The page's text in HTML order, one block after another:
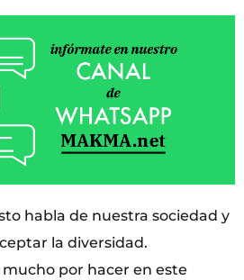
habla de nuestra sociedad y
la diversidad.
por hacer en este